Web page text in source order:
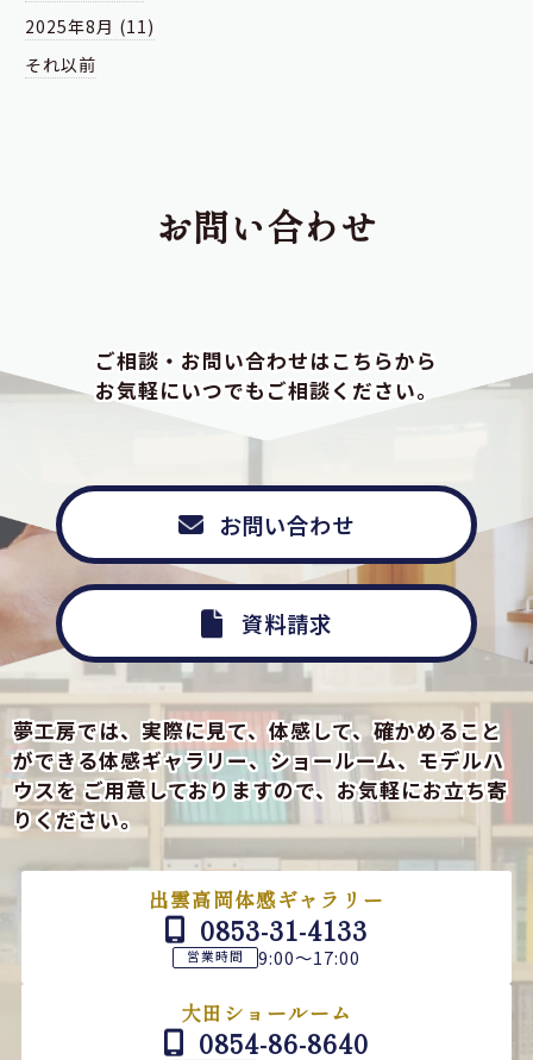
2025年8月 (11)
それ以前
お問い合わせ
ご相談・お問い合わせはこちらから
お気軽にいつでもご相談ください。
お問い合わせ
資料請求
夢工房では、実際に見て、体感して、確かめること
ができる体感ギャラリー、ショールーム、モデルハ
ウスをご用意しておりますので、お気軽にお立ち寄
りください。
出雲高岡体感ギャラリー
0853-31-4133
営業時間 9:00～17:00
大田ショールーム
0854-86-8640